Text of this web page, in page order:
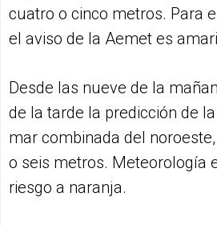
cuatro o cinco metros. Para
el aviso de la Aemet es
Desde las nueve de la
de la tarde la predicción de
mar combinada del
o seis metros. Meteorología
riesgo a naranja.